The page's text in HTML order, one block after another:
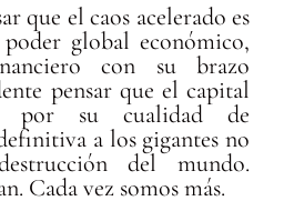
que el caos acelerado es
global económico,
con su brazo
pensar que el capital
por su cualidad de
a los gigantes no
del mundo.
Cada vez somos más.